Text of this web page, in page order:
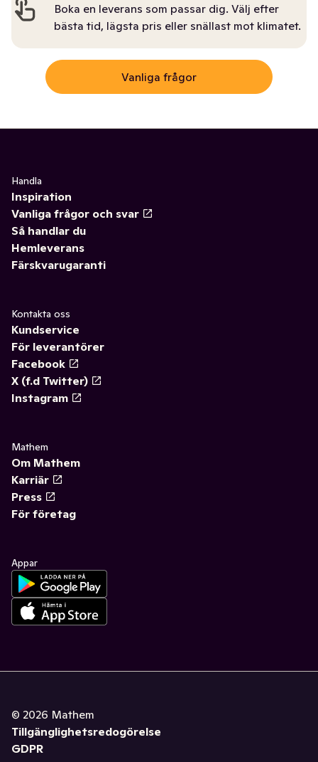
Boka en leverans som passar dig. Välj efter
bästa tid, lägsta pris eller snällast mot klimatet.
Vanliga frågor
Handla
Inspiration
Vanliga frågor och svar
Så handlar du
Hemleverans
Färskvarugaranti
Kontakta oss
Kundservice
För leverantörer
Facebook
X (f.d Twitter)
Instagram
Mathem
Om Mathem
Karriär
Press
För företag
Appar
© 2026 Mathem
Tillgänglighetsredogörelse
GDPR